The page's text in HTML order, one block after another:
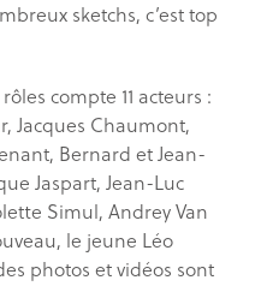
sketchs, c’est top
compte 11 acteurs :
Jacques Chaumont,
Bernard et Jean-
Jaspart, Jean-Luc
Simul, Andrey Van
le jeune Léo
photos et vidéos sont